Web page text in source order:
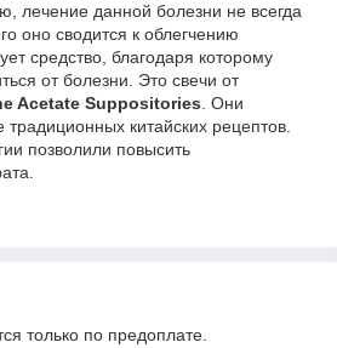
лечение данной болезни не всегда
оно сводится к облегчению
средство, благодаря которому
от болезни. Это свечи от
Acetate Suppositories. Они
китайских рецептов.
позволили повысить
только по предоплате.